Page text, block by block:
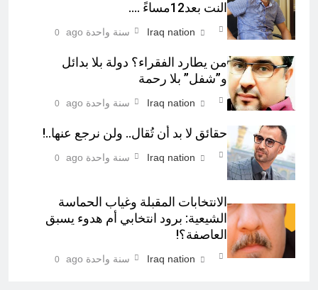
النت بعد12مساءً ….
Iraq nation سنة واحدة ago 0
من يطارد الفقراء؟ دولة بلا بدائل
و”شفل” بلا رحمة
Iraq nation سنة واحدة ago 0
حقائق لا بد أن تُقال.. ولن نرجع عنها..!
Iraq nation سنة واحدة ago 0
الانتخابات المقبلة وغياب الحماسة
الشيعية: برود انتخابي أم هدوء يسبق
العاصفة؟!
Iraq nation سنة واحدة ago 0